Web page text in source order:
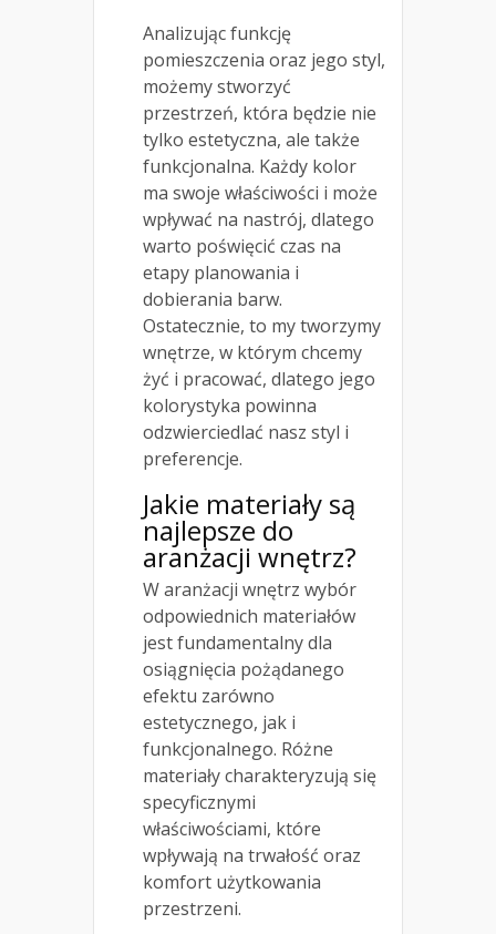
Analizując funkcję
pomieszczenia oraz jego styl,
możemy stworzyć
przestrzeń, która będzie nie
tylko estetyczna, ale także
funkcjonalna. Każdy kolor
ma swoje właściwości i może
wpływać na nastrój, dlatego
warto poświęcić czas na
etapy planowania i
dobierania barw.
Ostatecznie, to my tworzymy
wnętrze, w którym chcemy
żyć i pracować, dlatego jego
kolorystyka powinna
odzwierciedlać nasz styl i
preferencje.
Jakie materiały są
najlepsze do
aranżacji wnętrz?
W aranżacji wnętrz wybór
odpowiednich materiałów
jest fundamentalny dla
osiągnięcia pożądanego
efektu zarówno
estetycznego, jak i
funkcjonalnego. Różne
materiały charakteryzują się
specyficznymi
właściwościami, które
wpływają na trwałość oraz
komfort użytkowania
przestrzeni.